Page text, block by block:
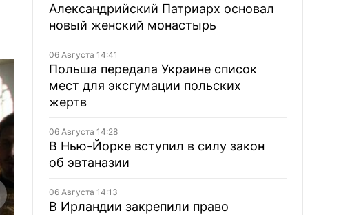
Александрийский Патриарх основал
новый женский монастырь
06 Августа 14:41
Польша передала Украине список
мест для эксгумации польских
жертв
06 Августа 14:28
В Нью-Йорке вступил в силу закон
об эвтаназии
06 Августа 14:13
В Ирландии закрепили право